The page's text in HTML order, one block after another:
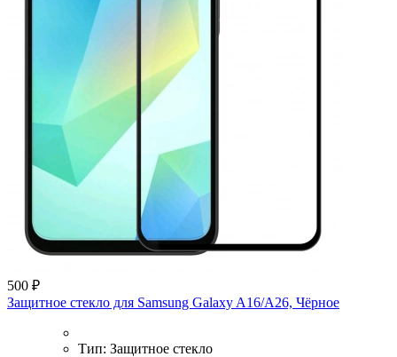
500 ₽
Защитное стекло для Samsung Galaxy A16/A26, Чёрное
Тип: Защитное стекло